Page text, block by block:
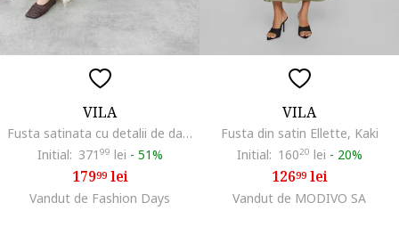
VILA
Fusta satinata cu detalii de dantela, Crem
Initial: 371 99 lei - 51%
17999lei
Vandut de Fashion Days
VILA
Fusta din satin Ellette, Kaki
Initial: 16020 lei - 20%
12699lei
Vandut de MODIVO SA